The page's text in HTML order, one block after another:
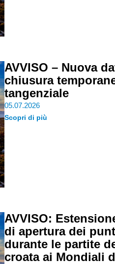
AVVISO – Nuova
chiusura
tangenziale
05.07.2026
Scopri di più
AVVISO:
di apertura dei
durante le partite
croata ai Mondiali